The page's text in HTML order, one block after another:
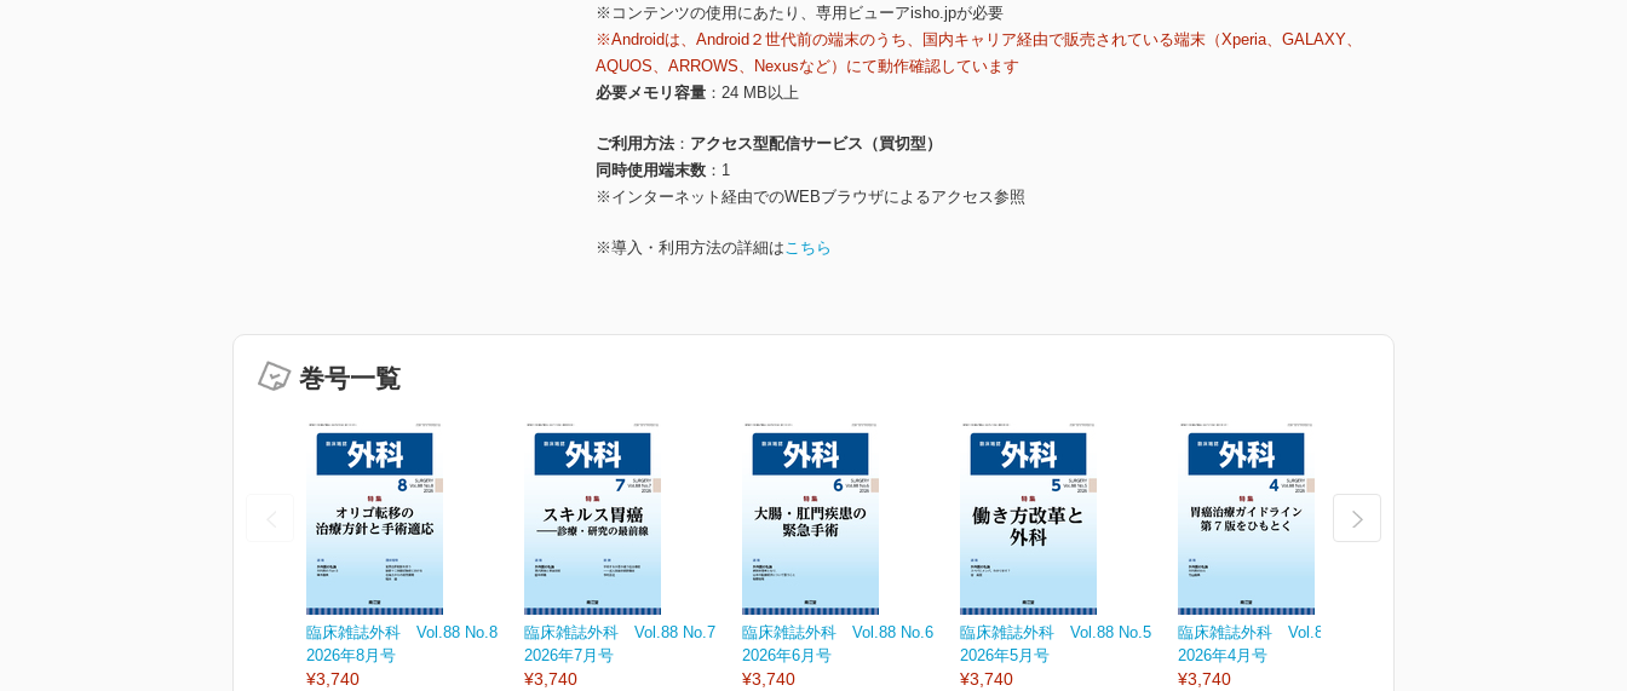
※コンテンツの使用にあたり、専用ビューアisho.jpが必要
※Androidは、Android２世代前の端末のうち、国内キャリア経由で販売されている端末（Xperia、GALAXY、
AQUOS、ARROWS、Nexusなど）にて動作確認しています
必要メモリ容量
24 MB以上
ご利用方法
アクセス型配信サービス（買切型）
同時使用端末数
1
※インターネット経由でのWEBブラウザによるアクセス参照
※導入・利用方法の詳細はこちら
巻号一覧
臨床雑誌外科 Vol.88 No.8
2026年8月号
¥3,740
臨床雑誌外科 Vol.88 No.7
2026年7月号
¥3,740
臨床雑誌外科 Vol.88 No.6
2026年6月号
¥3,740
臨床雑誌外科 Vol.88 No.5
2026年5月号
¥3,740
臨床雑誌外科 Vol.88 No.4
2026年4月号
¥3,740